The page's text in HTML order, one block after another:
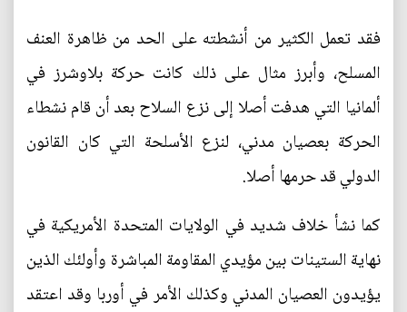
فقد تعمل الكثير من أنشطته على الحد من ظاهرة العنف
المسلح، وأبرز مثال على ذلك كانت حركة بلاوشرز في
ألمانيا التي هدفت أصلا إلى نزع السلاح بعد أن قام نشطاء
الحركة بعصيان مدني، لنزع الأسلحة التي كان القانون
الدولي قد حرمها أصلا.
كما نشأ خلاف شديد في الولايات المتحدة الأمريكية في
نهاية الستينات بين مؤيدي المقاومة المباشرة وأولئك الذين
يؤيدون العصيان المدني وكذلك الأمر في أوربا وقد اعتقد